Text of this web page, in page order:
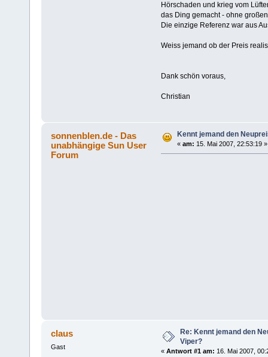
Hörschaden und krieg vom
das Ding gemacht - ohne
Die einzige Referenz war aus
Weiss jemand ob der Preis
Dank schön voraus,
Christian
sonnenblen.de - Das
unabhängige Sun User
Forum
Kennt jemand den
« am: 15. Mai 2007, 22:53:19 »
claus
Gast
Re: Kennt jemand den
Viper?
« Antwort #1 am: 16. Mai 2007,